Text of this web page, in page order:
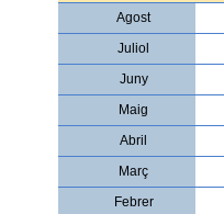
Agost
Juliol
Juny
Maig
Abril
Març
Febrer